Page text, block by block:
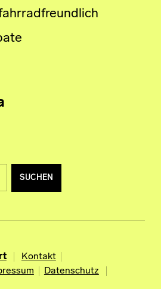
Kontakt
Datenschutz